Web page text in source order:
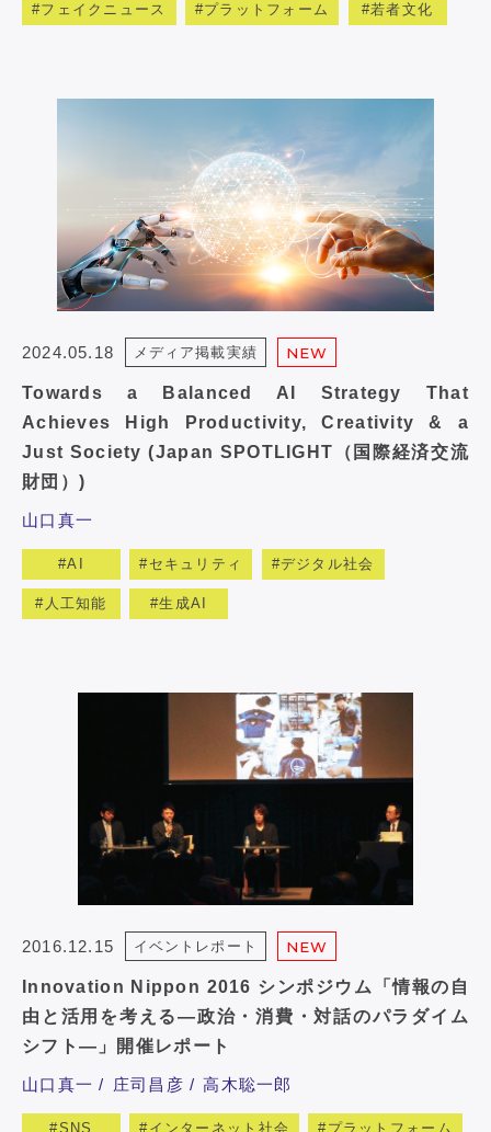
フェイクニュース プラットフォーム 若者文化
2024.05.18 メディア掲載実績 NEW
Towards a Balanced AI Strategy That
Achieves High Productivity, Creativity & a
Just Society (Japan SPOTLIGHT（国際経済交流
財団）)
山口真一
AI セキュリティ デジタル社会
人工知能 生成AI
2016.12.15 イベントレポート NEW
Innovation Nippon 2016 シンポジウム「情報の自
由と活用を考える―政治・消費・対話のパラダイム
シフト―」開催レポート
山口真一 庄司昌彦 高木聡一郎
SNS インターネット社会 プラットフォーム